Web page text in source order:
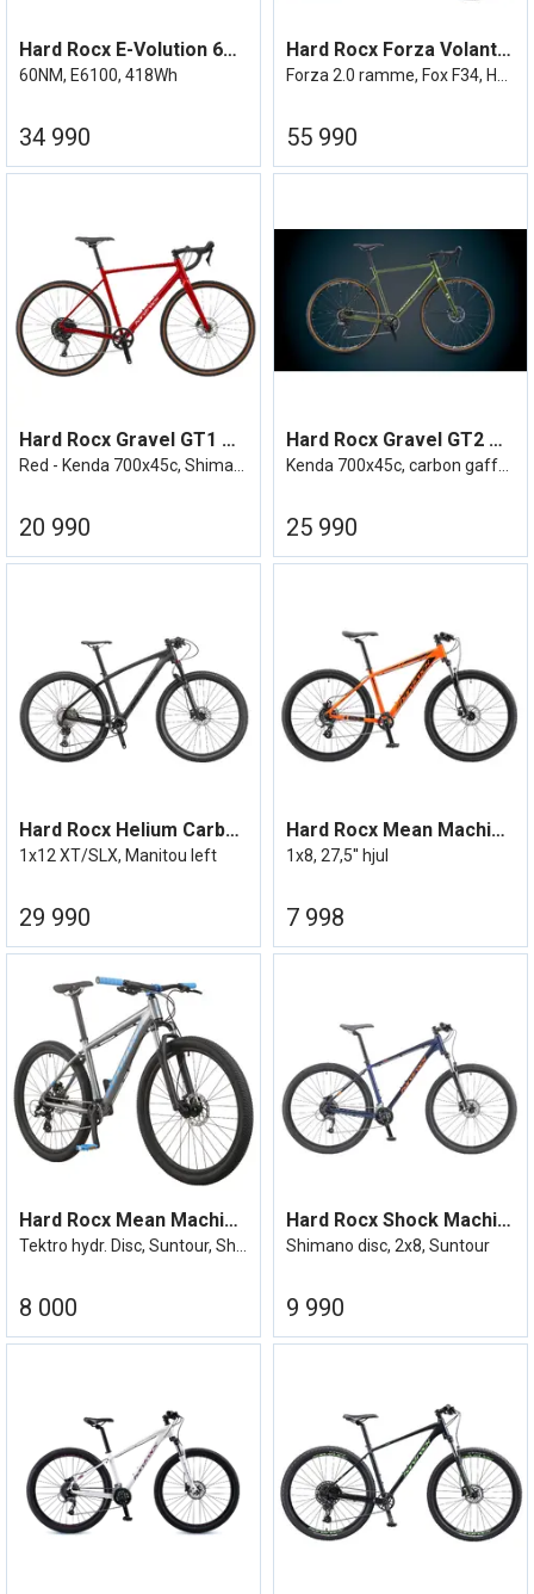
Hard Rocx E-Volution 6XX 16,5'' 2022
60NM, E6100, 418Wh
34 990
Hard Rocx Forza Volante 2.0 1x12 XT
55 990
Hard Rocx Gravel GT1 Cues 1x10 40-11/48
20 990
Hard Rocx Gravel GT2 GRX 1x12-40-10/45
25 990
Hard Rocx Helium Carbon 24/25
1x12 XT/SLX, Manitou left
29 990
Hard Rocx Mean Machine 27R
1x8, 27,5'' hjul
7 998
Hard Rocx Mean Machine 27R
8 000
Hard Rocx Shock Machine 19R 24/25
Shimano disc, 2x8, Suntour
9 990